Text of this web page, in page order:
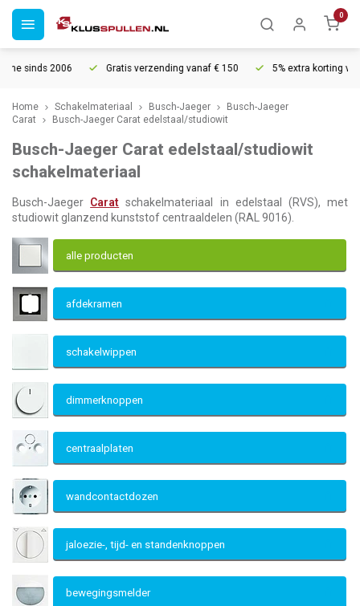
0
Gratis verzending vanaf € 150 5% extra korting vanaf € 1000
Home Schakelmateriaal Busch-Jaeger
Busch-Jaeger
Carat
Busch-Jaeger Carat edelstaal/studiowit
Busch-Jaeger Carat edelstaal/studiowit
schakelmateriaal
Busch-Jaeger Carat schakelmateriaal in edelstaal (RVS), met
studiowit glanzend kunststof centraaldelen (RAL 9016).
alle producten
afdekramen
schakelwippen
dimmerknoppen
centraalplaten
wandcontactdozen
jaloezie-, tijd- en standenknoppen
bewegingsmelder